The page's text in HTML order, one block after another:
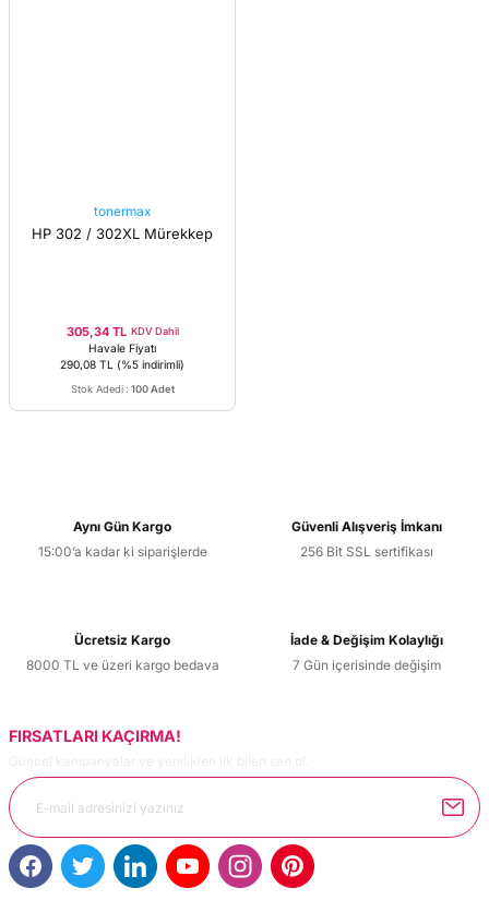
tonermax
HP 302 / 302XL Mürekkep
305,34 TL KDV Dahil
Havale Fiyatı
290,08 TL (%5 indirimli)
Stok Adedi : 100 Adet
Aynı Gün Kargo
15:00’a kadar ki siparişlerde
Güvenli Alışveriş İmkanı
256 Bit SSL sertifikası
Ücretsiz Kargo
8000 TL ve üzeri kargo bedava
İade & Değişim Kolaylığı
7 Gün içerisinde değişim
FIRSATLARI KAÇIRMA!